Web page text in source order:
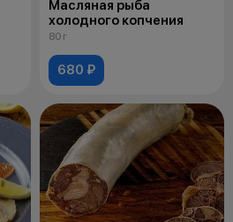
Масляная рыба
холодного копчения
80 г
680 ₽